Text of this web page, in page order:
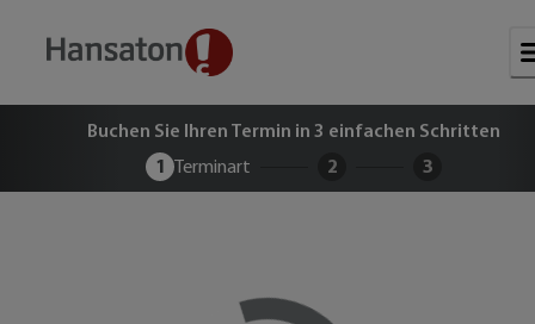
Buchen Sie Ihren kostenlosen
Buchen Sie Ihren Termin in 3 einfachen Schritten
1
Terminart 2 3